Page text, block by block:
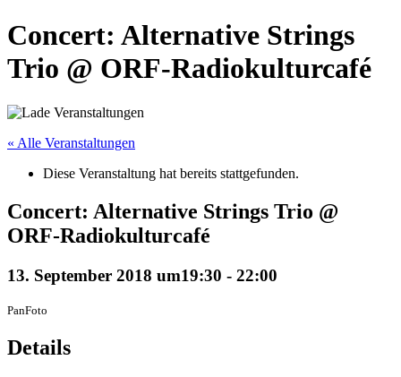
Concert: Alternative Strings
Trio @ ORF-Radiokulturcafé
« Alle Veranstaltungen
Diese Veranstaltung hat bereits stattgefunden.
Concert: Alternative Strings Trio @
ORF-Radiokulturcafé
13. September 2018 um19:30 - 22:00
PanFoto
Details